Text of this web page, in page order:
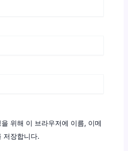
위해 이 브라우저에 이름, 이메
저장합니다.